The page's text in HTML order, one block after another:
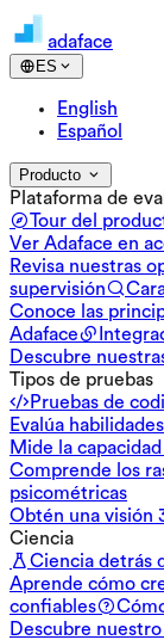
adaface
ES
English
Español
Producto
Plataforma de
Tour del
Ver Adaface en
Revisa nuestras
supervisión
Conoce las
Adaface
Descubre
Tipos de pruebas
Pruebas de
Evalúa
Mide la
Comprende los
psicométricas
Obtén una visión
Ciencia
Ciencia detrás
Aprende cómo
confiables
Descubre